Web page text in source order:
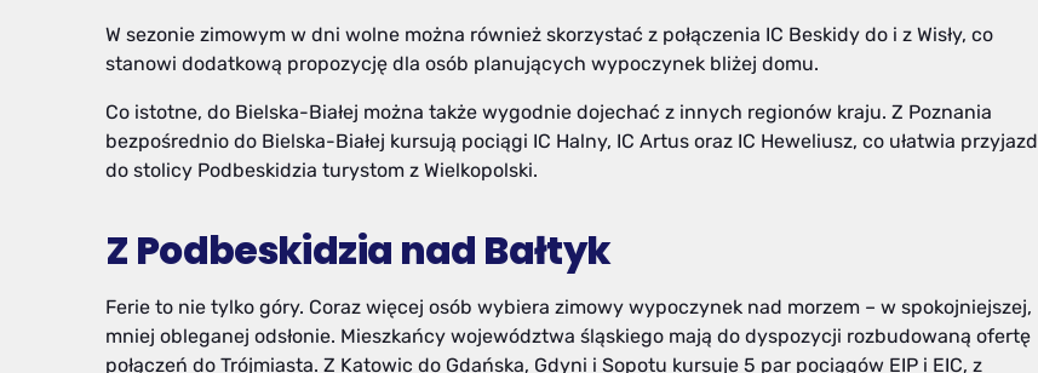
W sezonie zimowym w dni wolne można również skorzystać z połączenia IC Beskidy do i z Wisły, co
stanowi dodatkową propozycję dla osób planujących wypoczynek bliżej domu.
Co istotne, do Bielska-Białej można także wygodnie dojechać z innych regionów kraju. Z Poznania
bezpośrednio do Bielska-Białej kursują pociągi IC Halny, IC Artus oraz IC Heweliusz, co ułatwia przyjazd
do stolicy Podbeskidzia turystom z Wielkopolski.
Z Podbeskidzia nad Bałtyk
Ferie to nie tylko góry. Coraz więcej osób wybiera zimowy wypoczynek nad morzem – w spokojniejszej,
mniej obleganej odsłonie. Mieszkańcy województwa śląskiego mają do dyspozycji rozbudowaną ofertę
połączeń do Trójmiasta. Z Katowic do Gdańska, Gdyni i Sopotu kursuje 5 par pociągów EIP i EIC, z